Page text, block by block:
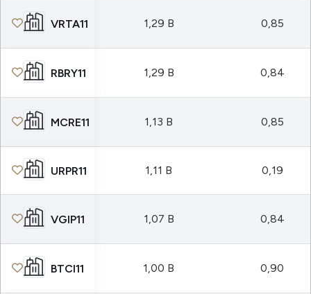
VRTA11 1,29 B 0,85
RBRY11 1,29 B 0,84
MCRE11 1,13 B 0,85
URPR11 1,11 B 0,19
VGIP11 1,07 B 0,84
BTCI11 1,00 B 0,90